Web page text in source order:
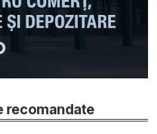
recomandate